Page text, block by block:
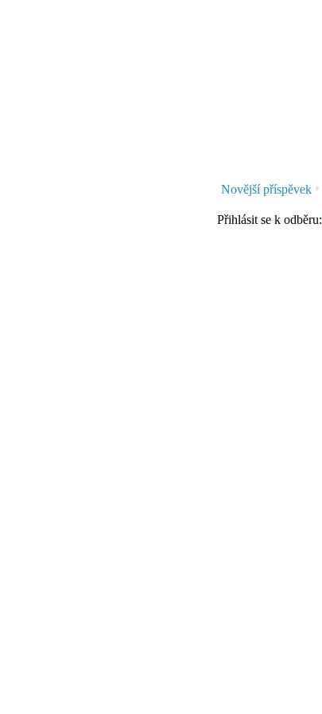
Novější příspěvek
Přihlásit se k odběru: